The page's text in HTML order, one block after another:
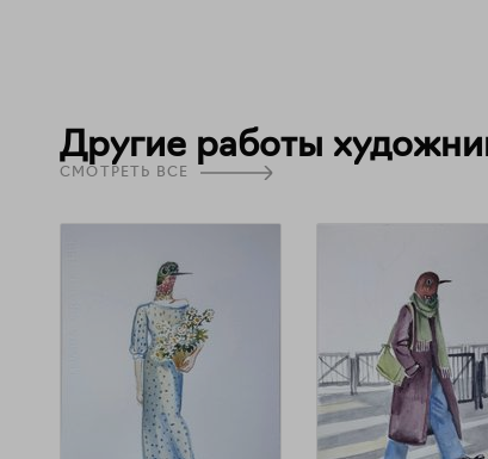
Другие работы
СМОТРЕТЬ ВСЕ